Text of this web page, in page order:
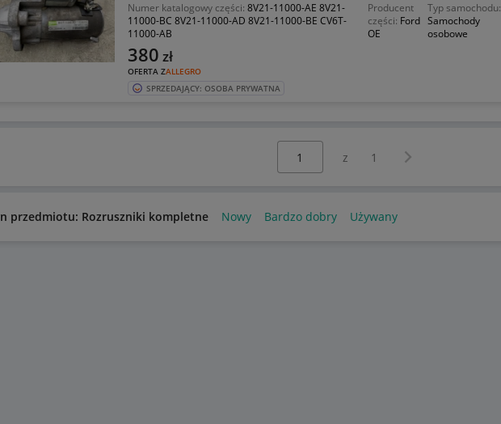
Numer katalogowy części: 8V21-11000-AE 8V21-
11000-BC 8V21-11000-AD 8V21-11000-BE CV6T-
11000-AB
Producent
części: Ford
OE
Typ samochodu:
Samochody
osobowe
OFERTA ZALLEGRO
380 zł
SPRZEDAJĄCY: OSOBA PRYWATNA
z 1 Następna strona
przedmiotu: Rozruszniki kompletne Nowy Bardzo dobry Używany